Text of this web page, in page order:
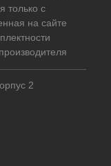
только с
на сайте
2